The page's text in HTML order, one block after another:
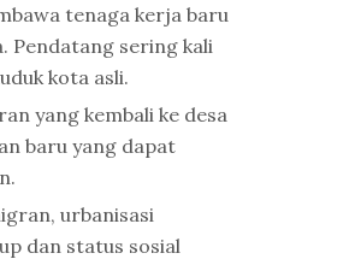
tenaga kerja baru
Pendatang sering kali
kota asli.
yang kembali ke desa
baru yang dapat
urbanisasi
dan status sosial